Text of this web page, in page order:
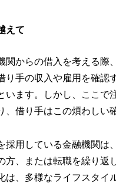
えて
関からの借入を考える際
り手の収入や雇用を確認
います。しかし、ここ
、借り手はこの煩わしい
採用している金融機関は
方、または転職を繰り返
は、多様なライフスタ